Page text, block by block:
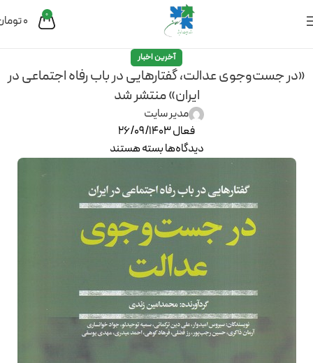
0
0
آخرین اخبار
«در جست‌وجوی عدالت، گفتارهایی در باب رفاه اجتماعی در
ایران» منتشر شد
مدیر سایت
فعال 26/09/1403
دیدگاه‌هابسته هستند